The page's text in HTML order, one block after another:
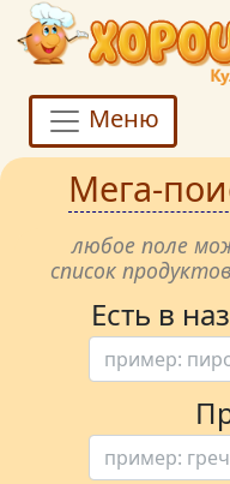
Меню
Мега-
любое поле
список
Есть в